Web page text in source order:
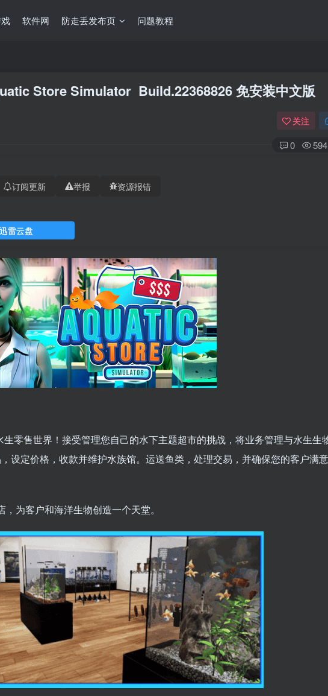
软件网 防走丢发布页 问题教程
Store Simulator Build.22368826 免安装中文版
关注
0 594
订阅更新 举报 资源报错
迅雷云盘
生零售世界！接受管理您自己的水下主题超市的挑战，将业务管理与水生生
设定价格，收款并维护水族馆。运送鱼类，处理交易，并确保您的客户满
为客户和海洋生物创造一个天堂。